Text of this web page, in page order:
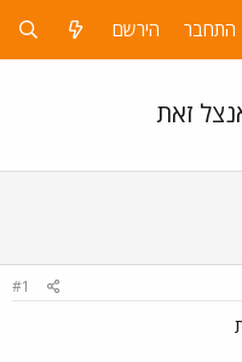
התחבר הירשם
זאת
#1